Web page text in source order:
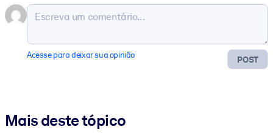
POST
Acesse para deixar sua opinião
Mais deste tópico